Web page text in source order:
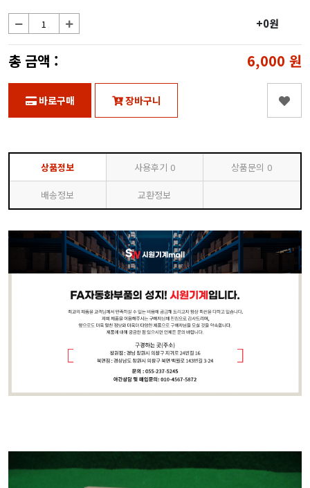
+0원
총 금액 : 6,000 원
바로구매 장바구니
상품정보 사용후기 0 상품문의 0
배송정보 교환정보